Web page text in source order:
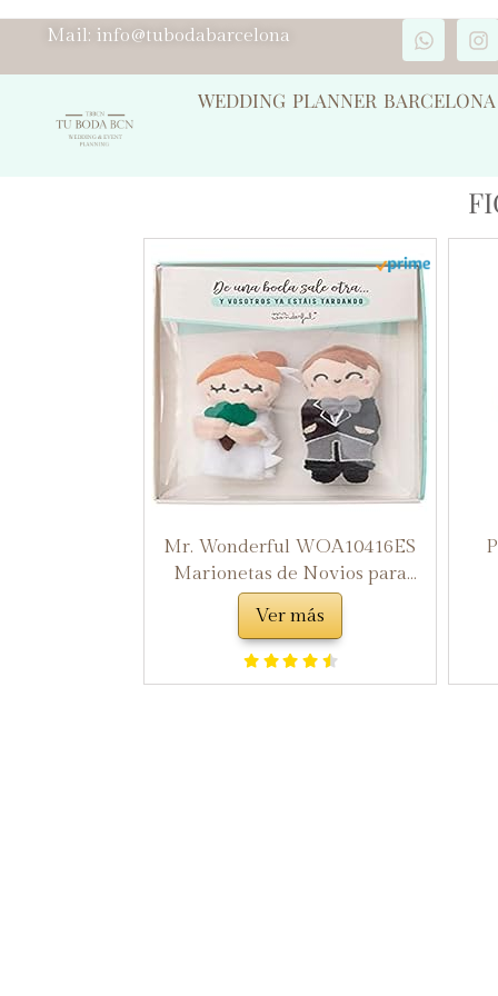
Mail: info@tubodabarcelona
WEDDING PLANNER BARCELONA
Mr. Wonderful WOA10416ES
Marionetas de Novios para
Regalar a los Siguientes en la
Boda
Ver más